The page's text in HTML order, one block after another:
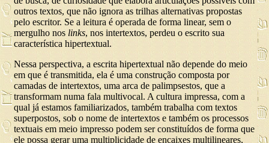
outros textos, que não ignora as trilhas alternativas propostas
pelo escritor. Se a leitura é operada de forma linear, sem o
mergulho nos links, nos intertextos, perdeu o escrito sua
característica hipertextual.
Nessa perspectiva, a escrita hipertextual não depende do meio
em que é transmitida, ela é uma construção composta por
camadas de intertextos, uma arca de palimpsestos, que a
transformam numa fala multivocal. A cultura impressa, com a
qual já estamos familiarizados, também trabalha com textos
superpostos, sob o nome de intertextos e também os processos
textuais em meio impresso podem ser constituídos de forma que
ele possa gerar uma multiplicidade de encaixes multilineares,